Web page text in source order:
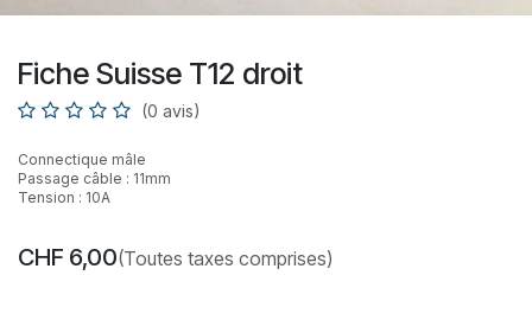
Fiche Suisse T12 droit
(0 avis)
Connectique mâle
Passage câble : 11mm
Tension : 10A
CHF 6,00(Toutes taxes comprises)